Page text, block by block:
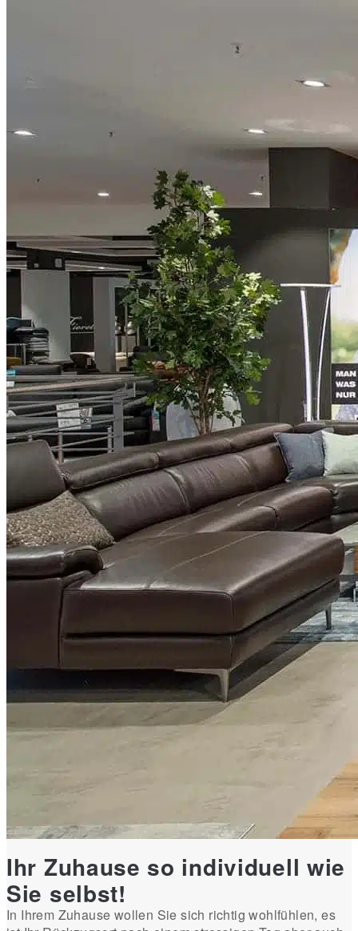
Ihr Zuhause so individuell wie
Sie selbst!
In Ihrem Zuhause wollen Sie sich richtig wohlfühlen, es